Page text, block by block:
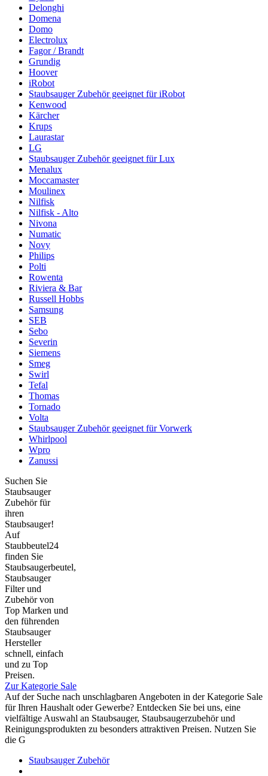
Delonghi
Domena
Domo
Electrolux
Fagor / Brandt
Grundig
Hoover
iRobot
Staubsauger Zubehör geeignet für iRobot
Kenwood
Kärcher
Krups
Laurastar
LG
Staubsauger Zubehör geeignet für Lux
Menalux
Moccamaster
Moulinex
Nilfisk
Nilfisk - Alto
Nivona
Numatic
Novy
Philips
Polti
Rowenta
Riviera & Bar
Russell Hobbs
Samsung
SEB
Sebo
Severin
Siemens
Smeg
Swirl
Tefal
Thomas
Tornado
Volta
Staubsauger Zubehör geeignet für Vorwerk
Whirlpool
Wpro
Zanussi
Suchen Sie
Staubsauger
Zubehör für
ihren
Staubsauger!
Auf
Staubbeutel24
finden Sie
Staubsaugerbeutel,
Staubsauger
Filter und
Zubehör von
Top Marken und
den führenden
Staubsauger
Hersteller
schnell, einfach
und zu Top
Preisen.
Zur Kategorie Sale
Auf der Suche nach unschlagbaren Angeboten in der Kategorie Sale
für Ihren Haushalt oder Gewerbe? Entdecken Sie bei uns, eine
vielfältige Auswahl an Staubsauger, Staubsaugerzubehör und
Reinigungsprodukten zu besonders attraktiven Preisen. Nutzen Sie
die G
Staubsauger Zubehör